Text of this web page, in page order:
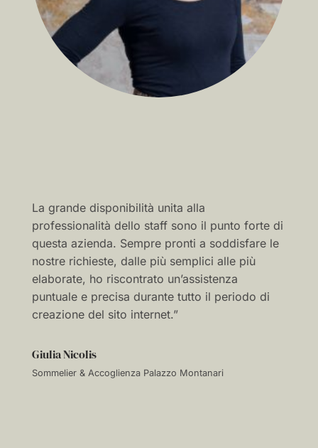
“
La grande disponibilità unita alla
professionalità dello staff sono il punto forte di
questa azienda. Sempre pronti a soddisfare le
nostre richieste, dalle più semplici alle più
elaborate, ho riscontrato un’assistenza
puntuale e precisa durante tutto il periodo di
creazione del sito internet.”
Giulia Nicolis
Sommelier & Accoglienza Palazzo Montanari